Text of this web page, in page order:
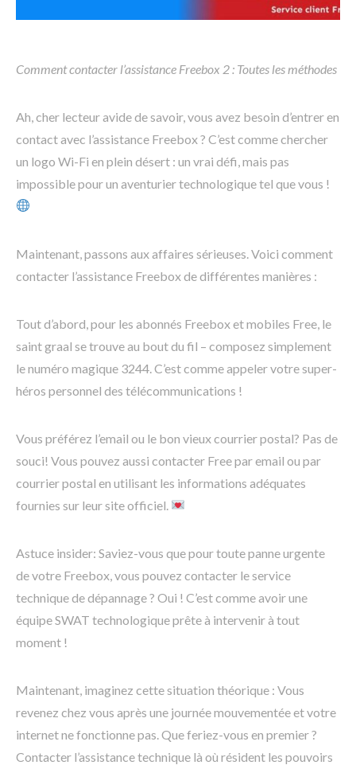
Comment contacter l’assistance Freebox 2 : Toutes les méthodes
Ah, cher lecteur avide de savoir, vous avez besoin d’entrer en
contact avec l’assistance Freebox ? C’est comme chercher
un logo Wi-Fi en plein désert : un vrai défi, mais pas
impossible pour un aventurier technologique tel que vous !
Maintenant, passons aux affaires sérieuses. Voici comment
contacter l’assistance Freebox de différentes manières :
Tout d’abord, pour les abonnés Freebox et mobiles Free, le
saint graal se trouve au bout du fil – composez simplement
le numéro magique 3244. C’est comme appeler votre super-
héros personnel des télécommunications !
Vous préférez l’email ou le bon vieux courrier postal? Pas de
souci! Vous pouvez aussi contacter Free par email ou par
courrier postal en utilisant les informations adéquates
fournies sur leur site officiel.
Astuce insider: Saviez-vous que pour toute panne urgente
de votre Freebox, vous pouvez contacter le service
technique de dépannage ? Oui ! C’est comme avoir une
équipe SWAT technologique prête à intervenir à tout
moment !
Maintenant, imaginez cette situation théorique : Vous
revenez chez vous après une journée mouvementée et votre
internet ne fonctionne pas. Que feriez-vous en premier ?
Contacter l’assistance technique là où résident les pouvoirs